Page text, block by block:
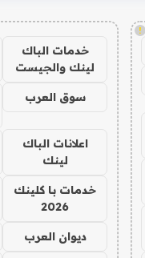
!
خدمات الباك
لينك والجيست
سوق العرب
اعلانات الباك
لينك
خدمات با كلينك
2026
ديوان العرب